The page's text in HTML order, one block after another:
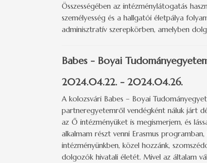
Összességében az intézménylátogatás
személyesség és a hallgatói életpálya
adminisztratív szerepkörben, amelyben
Babes - Boyai
2024.04.22. - 2024.04.26.
A kolozsvári Babes – Boyai
partneregyetemről vendégként náluk járt
az Ő intézményüket is megismerjem, és
alkalmam részt venni Erasmus
intézményünkben, közel hozzánk,
dolgozók hivatali életét. Mivel az általam